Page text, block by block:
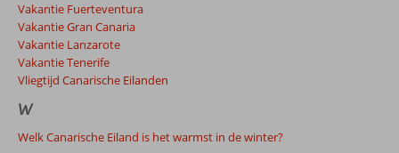
Vakantie Fuerteventura
Vakantie Gran Canaria
Vakantie Lanzarote
Vakantie Tenerife
Vliegtijd Canarische Eilanden
W
Welk Canarische Eiland is het warmst in de winter?